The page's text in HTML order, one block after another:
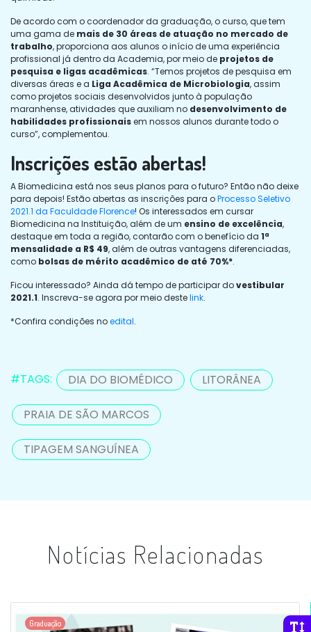
De acordo com o coordenador da graduação, o curso, que tem
uma gama de mais de 30 áreas de atuação no mercado de
trabalho, proporciona aos alunos o início de uma experiência
profissional já dentro da Academia, por meio de projetos de
pesquisa e ligas acadêmicas. “Temos projetos de pesquisa em
diversas áreas e a Liga Acadêmica de Microbiologia, assim
como projetos sociais desenvolvidos junto à população
maranhense, atividades que auxiliam no desenvolvimento de
habilidades profissionaisem nossos alunos durante todo o
curso”, complementou.
Inscrições estão abertas!
A Biomedicina está nos seus planos para o futuro? Então não deixe
para depois! Estão abertas as inscrições para oProcesso Seletivo
2021.1 da Faculdade Florence! Os interessados em cursar
Biomedicina na Instituição, além de um ensino de excelência,
destaque em toda a região, contarão com o benefício da 1ª
mensalidade a R$ 49, além de outras vantagens diferenciadas,
como bolsas de mérito acadêmico de até 70%*.
Ficou interessado? Ainda dá tempo de participar dovestibular
2021.1. Inscreva-se agora por meio destelink.
*Confira condições noedital.
#TAGS: DIA DO BIOMÉDICO LITORÂNEA
PRAIA DE SÃO MARCOS
TIPAGEM SANGUÍNEA
Notícias Relacionadas
Graduação